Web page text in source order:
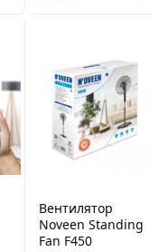
Вентилятор
Noveen Standing
Fan F450